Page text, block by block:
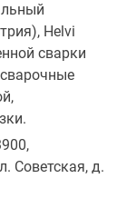
Helvi
сварки
Советская, д.